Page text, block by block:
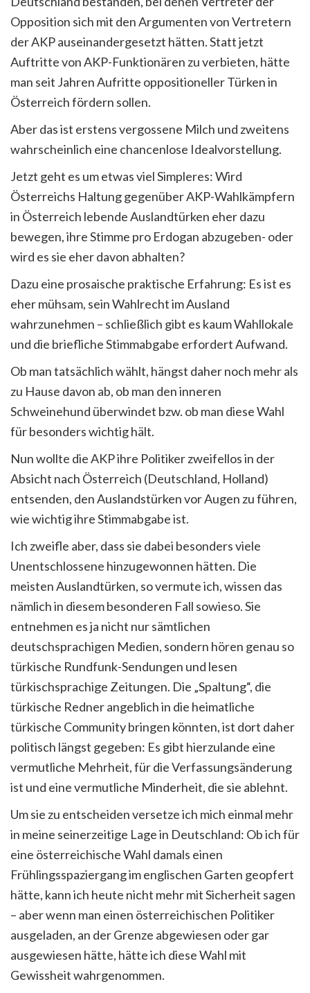
Opposition sich mit den Argumenten von Vertretern
der AKP auseinandergesetzt hätten. Statt jetzt
Auftritte von AKP-Funktionären zu verbieten, hätte
man seit Jahren Aufritte oppositioneller Türken in
Österreich fördern sollen.
Aber das ist erstens vergossene Milch und zweitens
wahrscheinlich eine chancenlose Idealvorstellung.
Jetzt geht es um etwas viel Simpleres: Wird
Österreichs Haltung gegenüber AKP-Wahlkämpfern
in Österreich lebende Auslandtürken eher dazu
bewegen, ihre Stimme pro Erdogan abzugeben- oder
wird es sie eher davon abhalten?
Dazu eine prosaische praktische Erfahrung: Es ist es
eher mühsam, sein Wahlrecht im Ausland
wahrzunehmen – schließlich gibt es kaum Wahllokale
und die briefliche Stimmabgabe erfordert Aufwand.
Ob man tatsächlich wählt, hängst daher noch mehr als
zu Hause davon ab, ob man den inneren
Schweinehund überwindet bzw. ob man diese Wahl
für besonders wichtig hält.
Nun wollte die AKP ihre Politiker zweifellos in der
Absicht nach Österreich (Deutschland, Holland)
entsenden, den Auslandstürken vor Augen zu führen,
wie wichtig ihre Stimmabgabe ist.
Ich zweifle aber, dass sie dabei besonders viele
Unentschlossene hinzugewonnen hätten. Die
meisten Auslandtürken, so vermute ich, wissen das
nämlich in diesem besonderen Fall sowieso. Sie
entnehmen es ja nicht nur sämtlichen
deutschsprachigen Medien, sondern hören genau so
türkische Rundfunk-Sendungen und lesen
türkischsprachige Zeitungen. Die „Spaltung“, die
türkische Redner angeblich in die heimatliche
türkische Community bringen könnten, ist dort daher
politisch längst gegeben: Es gibt hierzulande eine
vermutliche Mehrheit, für die Verfassungsänderung
ist und eine vermutliche Minderheit, die sie ablehnt.
Um sie zu entscheiden versetze ich mich einmal mehr
in meine seinerzeitige Lage in Deutschland: Ob ich für
eine österreichische Wahl damals einen
Frühlingsspaziergang im englischen Garten geopfert
hätte, kann ich heute nicht mehr mit Sicherheit sagen
– aber wenn man einen österreichischen Politiker
ausgeladen, an der Grenze abgewiesen oder gar
ausgewiesen hätte, hätte ich diese Wahl mit
Gewissheit wahrgenommen.